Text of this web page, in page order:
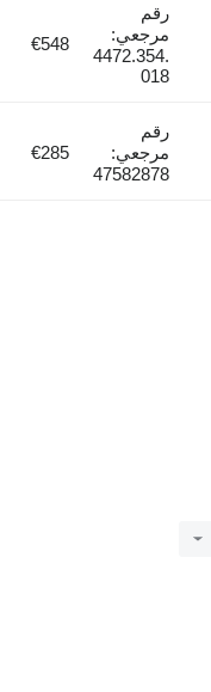
رقم
مرجعي:
4472.354.
018
€548
رقم
مرجعي:
47582878
€285